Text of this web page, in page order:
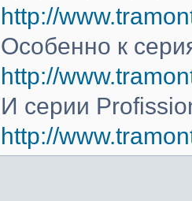
http://
Особенно к
http://
И серии
http://